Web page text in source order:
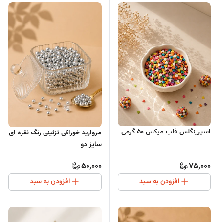
اسپرینگلس قلب میکس ۵۰ گرمی
75,000
افزودن به سبد
مروارید خوراکی تزئینی رنگ نقره ای
سایز دو
50,000
افزودن به سبد